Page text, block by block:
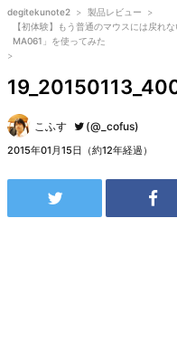
degitekunote2 > 製品レビュー
>
【初体験】もう普通のマウスには戻れ
MA061」を使ってみた
>
こふす (@_cofus)
2015年01月15日（約12年経過）